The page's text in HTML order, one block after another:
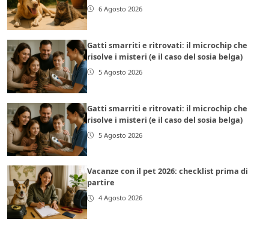
6 Agosto 2026
Gatti smarriti e ritrovati: il microchip che
risolve i misteri (e il caso del sosia belga)
5 Agosto 2026
Gatti smarriti e ritrovati: il microchip che
risolve i misteri (e il caso del sosia belga)
5 Agosto 2026
Vacanze con il pet 2026: checklist prima di
partire
4 Agosto 2026